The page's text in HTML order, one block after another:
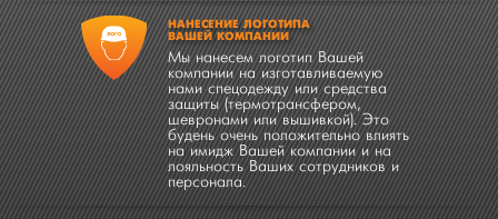
НАНЕСЕНИЕ ЛОГОТИПА
ВАШЕЙ КОМПАНИИ
Мы нанесем логотип Вашей
компании на изготавливаемую
нами спецодежду или средства
защиты (термотрансфером,
шевронами или вышивкой). Это
будень очень положительно влиять
на имидж Вашей компании и на
лояльность Ваших сотрудников и
персонала.